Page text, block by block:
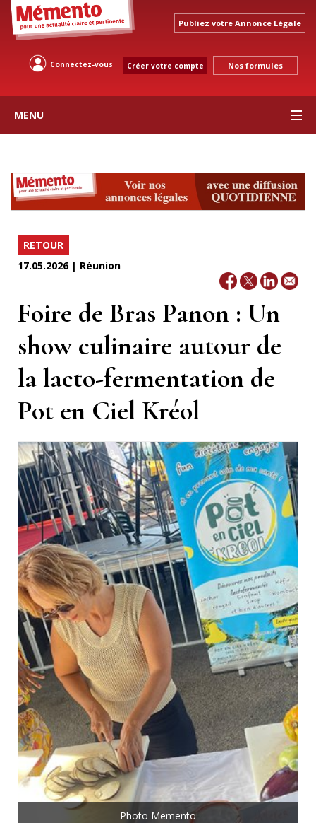
Publiez votre Annonce Légale
Connectez-vous Créer votre compte Nos formules
MENU
RETOUR
17.05.2026 | Réunion
Foire de Bras Panon : Un
show culinaire autour de
la lacto-fermentation de
Pot en Ciel Kréol
Photo Memento